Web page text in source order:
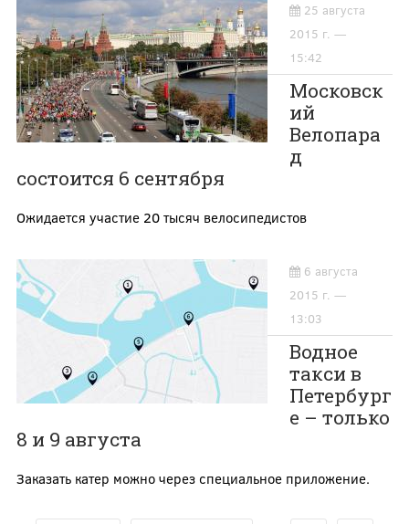
25 августа
2015 г. —
15:42
Московск
ий
Велопара
д
состоится 6 сентября
Ожидается участие 20 тысяч велосипедистов
6 августа
2015 г. —
13:03
Водное
такси в
Петербург
е – только
8 и 9 августа
Заказать катер можно через специальное приложение.